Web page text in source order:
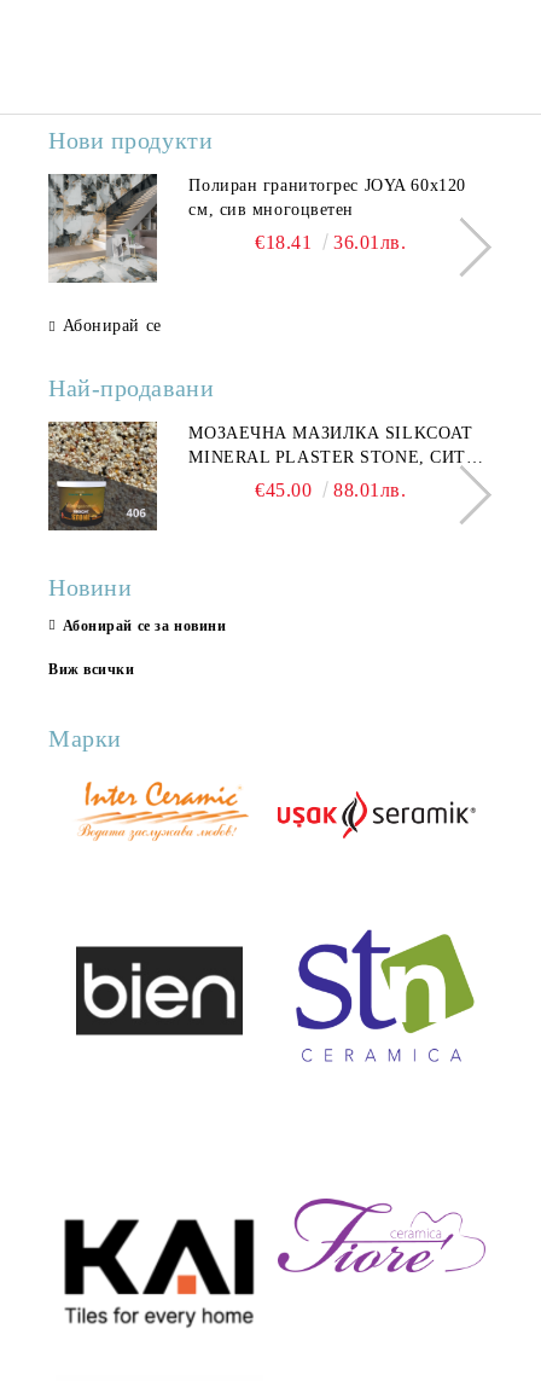
Нови продукти
Полиран гранитогрес JOYA 60x120
см, сив многоцветен
€18.41 36.01лв.
Абонирай се
Най-продавани
МОЗАЕЧНА МАЗИЛКА SILKCOAT
MINERAL PLASTER STONE, СИТЕН
КАМЪК 406 25КГ
€45.00 88.01лв.
Новини
Абонирай се за новини
Виж всички
Марки